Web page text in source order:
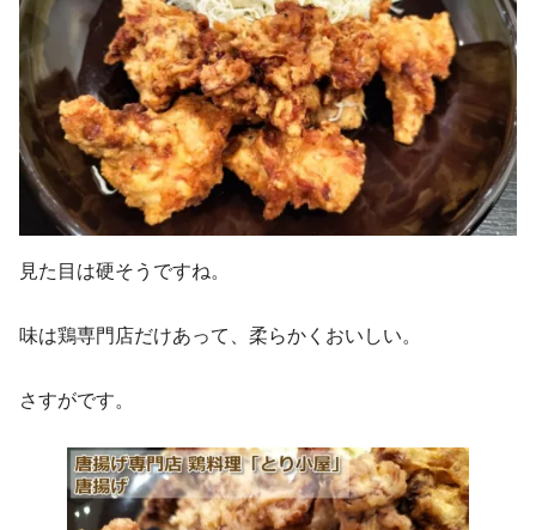
見た目は硬そうですね。
味は鶏専門店だけあって、柔らかくおいしい。
さすがです。